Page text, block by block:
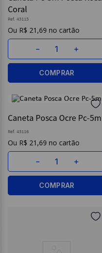
Coral
Ref. 43115
R$ 21 ,69
＋
－
COMPRAR
Caneta Posca Ocre Pc-5m
Ref. 43116
R$ 21 ,69
＋
－
COMPRAR